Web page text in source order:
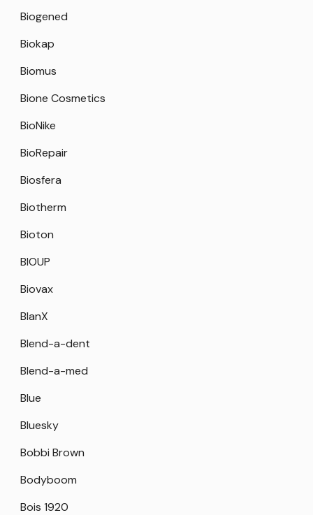
Biogened
Biokap
Biomus
Bione Cosmetics
BioNike
BioRepair
Biosfera
Biotherm
Bioton
BIOUP
Biovax
BlanX
Blend-a-dent
Blend-a-med
Blue
Bluesky
Bobbi Brown
Bodyboom
Bois 1920